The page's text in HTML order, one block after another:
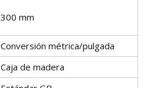
300 mm
Conversión métrica/pulgada
Caja de madera